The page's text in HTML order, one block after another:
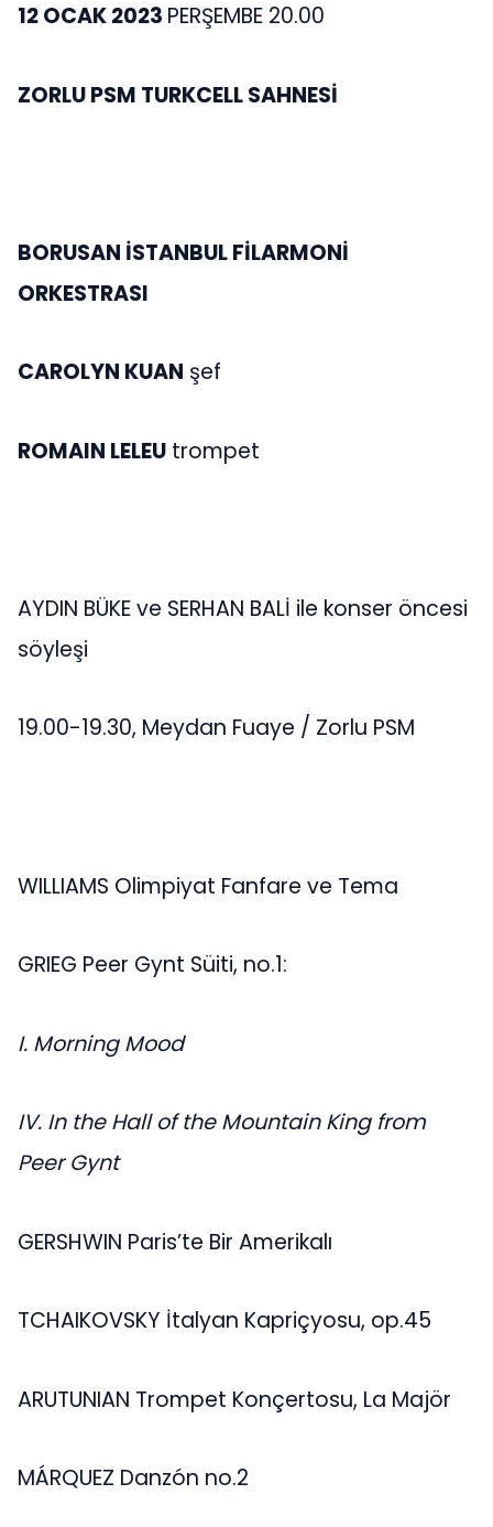
12 OCAK 2023 PERŞEMBE 20.00
ZORLU PSM TURKCELL SAHNESİ
BORUSAN İSTANBUL FİLARMONİ
ORKESTRASI
CAROLYN KUAN şef
ROMAIN LELEU trompet
AYDIN BÜKE ve SERHAN BALİ ile konser öncesi
söyleşi
19.00-19.30, Meydan Fuaye / Zorlu PSM
WILLIAMS Olimpiyat Fanfare ve Tema
GRIEG Peer Gynt Süiti, no.1:
I. Morning Mood
IV. In the Hall of the Mountain King from
Peer Gynt
GERSHWIN Paris’te Bir Amerikalı
TCHAIKOVSKY İtalyan Kapriçyosu, op.45
ARUTUNIAN Trompet Konçertosu, La Majör
MÁRQUEZ Danzón no.2